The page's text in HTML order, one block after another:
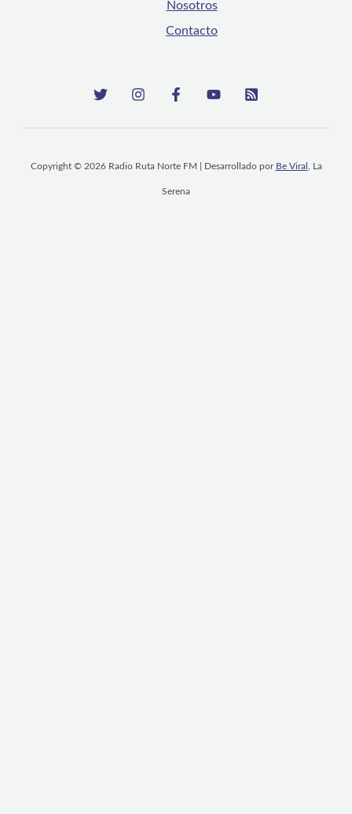
Nosotros
Contacto
Copyright © 2026 Radio Ruta Norte FM | Desarrollado por Be Viral , La
Serena